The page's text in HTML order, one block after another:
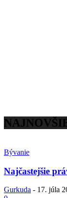
Bývanie
Najčastejšie
Gurkuda - 17. júla